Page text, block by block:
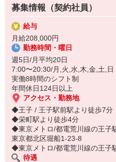
★【介護福祉士への道も開ける！
実務者研修の修了は、介護の国
験に必須の要件です。上位資格
リアアップに繋がります。
期間限定×3名限定採用のこの機
は早い者勝ちです◎
北区の小規模多機能型居宅介護 せ
≪3名限定！無料で実務者研修資
東京都介護職員就業促進事業
◎講座を受ける時間もお給料と交通
◎受講料は0円。自己負担なしで
へ！
◎最大6ヶ月間の有期契約のあとは
この機会にぜひチャレンジを♪
≪主なお仕事内容≫
・利用者様の見守り、移動・食事
・レク補助、清掃・洗濯・配膳な
・資格取得の学習（東京都介護職
募集情報（契約社員）
給与
月給208,000円
勤務時間・曜日
週5日/月平均20日
7:00〜20:30/月,火,水,木,金,土,日
実働8時間のシフト制
年間休日124日以上
アクセス・勤務地
◆王子 / 王子駅前駅より徒歩7分
◆栄町駅より徒歩4分
◆東京メトロ/都電荒川線の王子
東京都北区堀船1-23-8
◆東京メトロ/都電荒川線の王子
待遇